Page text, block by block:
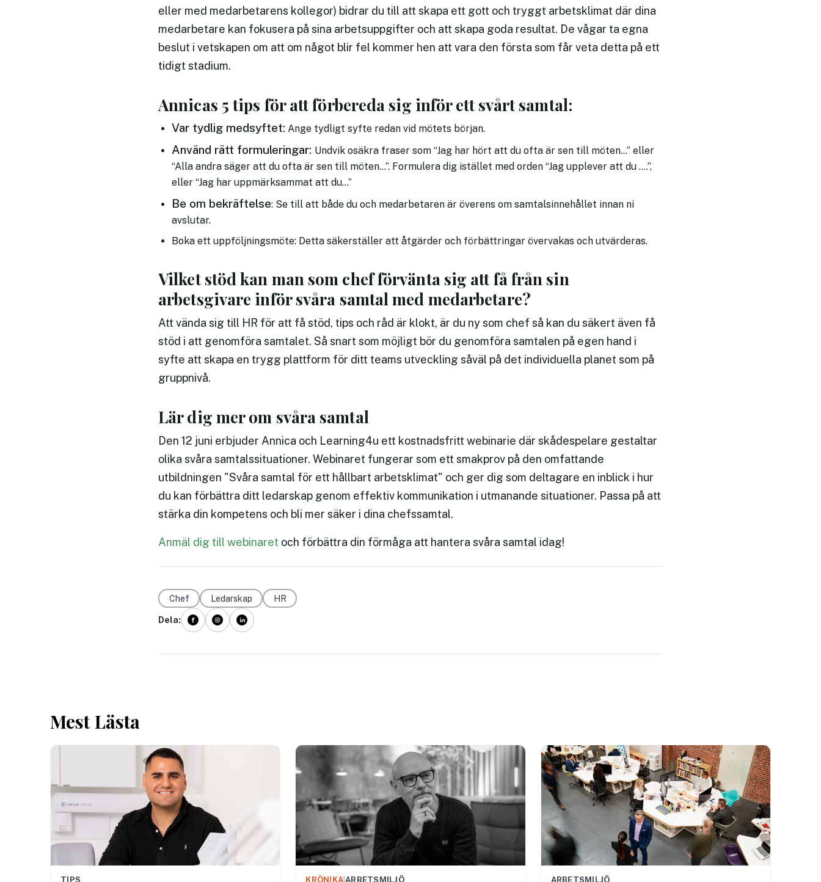
eller med medarbetarens kollegor) bidrar du till att skapa ett gott och tryggt arbetsklimat där dina
medarbetare kan fokusera på sina arbetsuppgifter och att skapa goda resultat. De vågar ta egna
beslut i vetskapen om att om något blir fel kommer hen att vara den första som får veta detta på ett
tidigt stadium.
Annicas 5 tips för att förbereda sig inför ett svårt samtal:
Var tydlig medsyftet: Ange tydligt syfte redan vid mötets början.
Använd rätt formuleringar: Undvik osäkra fraser som “Jag har hört att du ofta är sen till möten…” eller
“Alla andra säger att du ofta är sen till möten…”. Formulera dig istället med orden “Jag upplever att du ….”,
eller “Jag har uppmärksammat att du…”
Be om bekräftelse: Se till att både du och medarbetaren är överens om samtalsinnehållet innan ni
avslutar.
Boka ett uppföljningsmöte: Detta säkerställer att åtgärder och förbättringar övervakas och utvärderas.
Vilket stöd kan man som chef förvänta sig att få från sin
arbetsgivare inför svåra samtal med medarbetare?
Att vända sig till HR för att få stöd, tips och råd är klokt, är du ny som chef så kan du säkert även få
stöd i att genomföra samtalet. Så snart som möjligt bör du genomföra samtalen på egen hand i
syfte att skapa en trygg plattform för ditt teams utveckling såväl på det individuella planet som på
gruppnivå.
Lär dig mer om svåra samtal
Den 12 juni erbjuder Annica och Learning4u ett kostnadsfritt webinarie där skådespelare gestaltar
olika svåra samtalssituationer. Webinaret fungerar som ett smakprov på den omfattande
utbildningen "Svåra samtal för ett hållbart arbetsklimat" och ger dig som deltagare en inblick i hur
du kan förbättra ditt ledarskap genom effektiv kommunikation i utmanande situationer. Passa på att
stärka din kompetens och bli mer säker i dina chefssamtal.
Anmäl dig till webinaret och förbättra din förmåga att hantera svåra samtal idag!
Chef Ledarskap HR
Dela:
Mest Lästa
TIPS KRÖNIKA |ARBETSMILJÖ ARBETSMILJÖ